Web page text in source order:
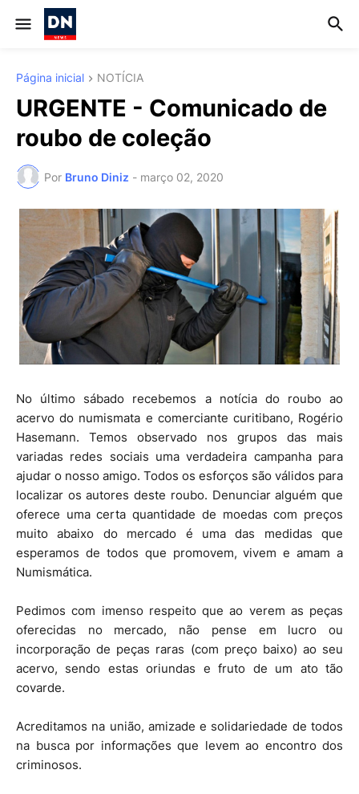
Página inicial NOTÍCIA
URGENTE - Comunicado de
roubo de coleção
Por Bruno Diniz - março 02, 2020
No último sábado recebemos a notícia do roubo ao
acervo do numismata e comerciante curitibano, Rogério
Hasemann. Temos observado nos grupos das mais
variadas redes sociais uma verdadeira campanha para
ajudar o nosso amigo. Todos os esforços são válidos para
localizar os autores deste roubo. Denunciar alguém que
oferece uma certa quantidade de moedas com preços
muito abaixo do mercado é uma das medidas que
esperamos de todos que promovem, vivem e amam a
Numismática.
Pedimos com imenso respeito que ao verem as peças
oferecidas no mercado, não pense em lucro ou
incorporação de peças raras (com preço baixo) ao seu
acervo, sendo estas oriundas e fruto de um ato tão
covarde.
Acreditamos na união, amizade e solidariedade de todos
na busca por informações que levem ao encontro dos
criminosos.